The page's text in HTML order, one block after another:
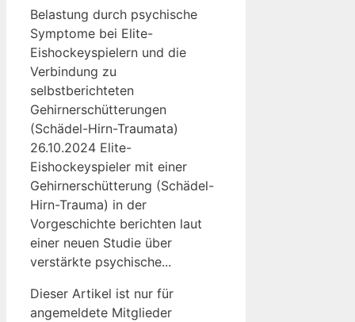
Belastung durch psychische
Symptome bei Elite-
Eishockeyspielern und die
Verbindung zu
selbstberichteten
Gehirnerschütterungen
(Schädel-Hirn-Traumata)
26.10.2024 Elite-
Eishockeyspieler mit einer
Gehirnerschütterung (Schädel-
Hirn-Trauma) in der
Vorgeschichte berichten laut
einer neuen Studie über
verstärkte psychische...
Dieser Artikel ist nur für
angemeldete Mitglieder